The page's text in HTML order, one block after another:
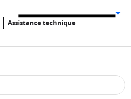
Assistance technique